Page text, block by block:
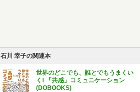
石川 幸子の関連本
世界のどこでも、誰とでもうまくい
く! 「共感」コミュニケーション
(DOBOOKS)